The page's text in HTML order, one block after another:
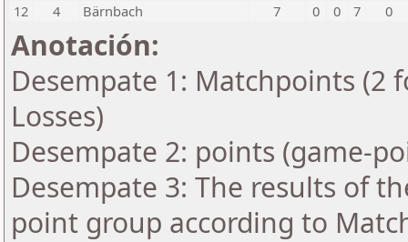
12
4 Bärnbach 7 0 0 7 0
Anotación:
Desempate 1: Matchpoints (2
Losses)
Desempate 2: points (game-
Desempate 3: The results of
point group according to